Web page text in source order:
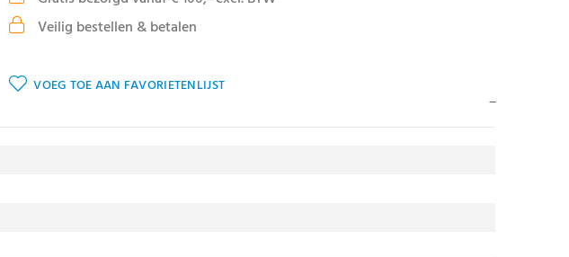
Veilig bestellen & betalen
VOEG TOE AAN FAVORIETENLIJST